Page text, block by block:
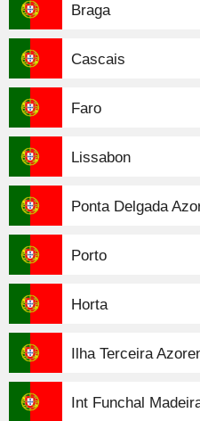
Braga
Cascais
Faro
Lissabon
Ponta Delgada
Porto
Horta
Ilha Terceira
Int Funchal